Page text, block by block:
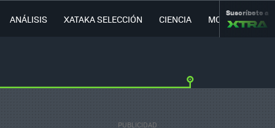
ANÁLISIS XATAKA SELECCIÓN CIENCIA MOVILIDAD
Suscríbete a